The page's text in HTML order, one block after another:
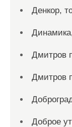
Денкор,
Дмитров
Дмитров
Доброе